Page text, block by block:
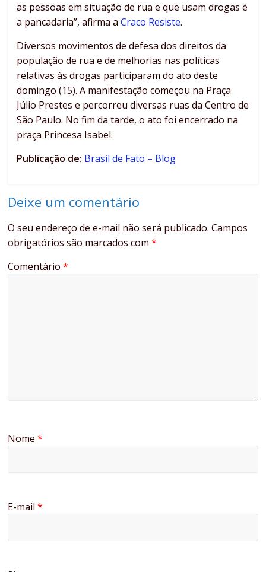
as pessoas em situação de rua e que usam drogas é
a pancadaria”, afirma aCraco Resiste.
Diversos movimentos de defesa dos direitos da
população de rua e de melhorias nas políticas
relativas às drogas participaram do ato deste
domingo (15). A manifestação começou na Praça
Júlio Prestes e percorreu diversas ruas da Centro de
São Paulo. No fim da tarde, o ato foi encerrado na
praça Princesa Isabel.
Publicação de: Brasil de Fato – Blog
Deixe um comentário
O seu endereço de e-mail não será publicado. Campos
obrigatórios são marcados com*
Comentário*
Nome*
E-mail*